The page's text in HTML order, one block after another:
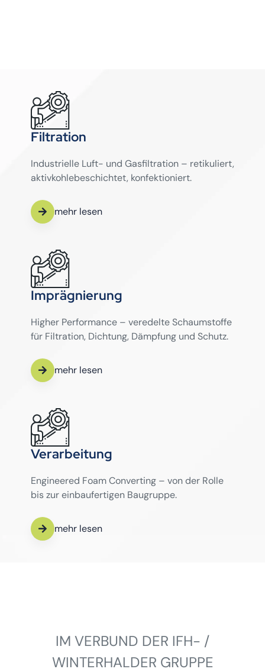
Filtration
Industrielle Luft- und Gasfiltration – retikuliert,
aktivkohlebeschichtet, konfektioniert.
mehr lesen
Imprägnierung
Higher Performance – veredelte Schaumstoffe
für Filtration, Dichtung, Dämpfung und Schutz.
mehr lesen
Verarbeitung
Engineered Foam Converting – von der Rolle
bis zur einbaufertigen Baugruppe.
mehr lesen
IM VERBUND DER IFH- /
WINTERHALDER GRUPPE